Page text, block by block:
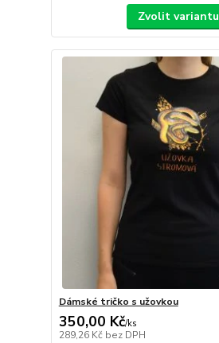
Zvolit variantu
Dámské tričko s užovkou
350,00 Kč/ks
289,26 Kč bez DPH